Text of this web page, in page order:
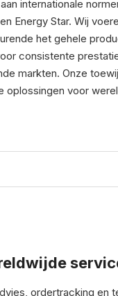
internationale
Energy Star. Wij
het gehele
consistente
markten. Onze
oplossingen voor
ordertracking en